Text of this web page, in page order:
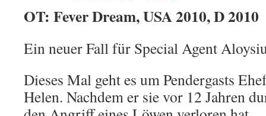
OT: Fever Dream, USA 2010, D 2010
Ein neuer Fall für Special Agent
Dieses Mal geht es um Pendergasts
Helen. Nachdem er sie vor 12 Jahren